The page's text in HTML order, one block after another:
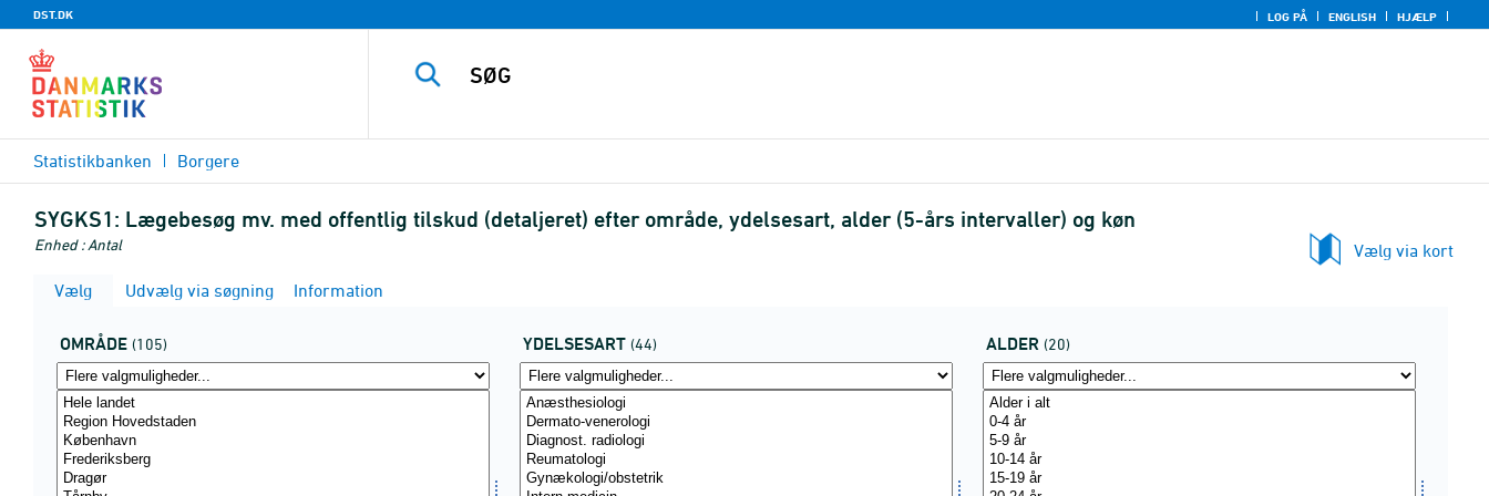
DST.DK LOG PÅ ENGLISH HJÆLP
Statistikbanken Borgere
SYGKS1: Lægebesøg mv. med offentlig tilskud (detaljeret) efter område, ydelsesart, alder (5-års intervaller) og køn
Enhed : Antal
Vælg via kort
Vælg
Udvælg via søgning Information
OMRÅDE (105) YDELSESART (44) ALDER (20)